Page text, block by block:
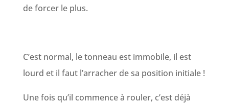
de forcer le plus.
C’est normal, le tonneau est immobile, il est
lourd et il faut l’arracher de sa position initiale !
Une fois qu’il commence à rouler, c’est déjà